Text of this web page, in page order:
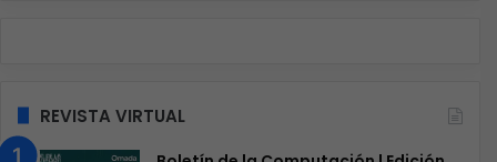
REVISTA VIRTUAL